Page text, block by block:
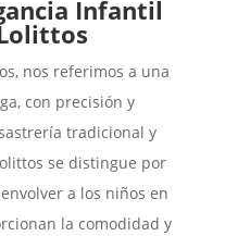
Infantil
nos referimos a una
con precisión y
tradicional y
se distingue por
a los niños en
la comodidad y